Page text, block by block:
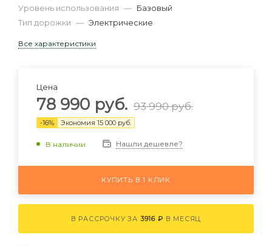
Уровень использования — Базовый
Тип дорожки — Электрические
Все характеристики
Цена
78 990 руб. 93 990руб.
-16% Экономия 15 000 руб.
В наличии Нашли дешевле?
КУПИТЬ В 1 КЛИК
В РАССРОЧКУ ЗА 3916 ₽ В МЕСЯЦ